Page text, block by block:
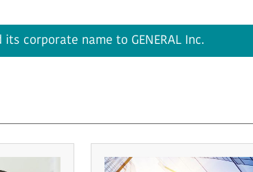
corporate name to GENERAL Inc.